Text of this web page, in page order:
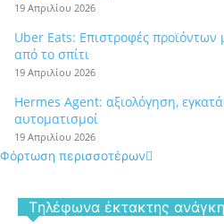
19 Απριλίου 2026
Uber Eats: Επιστροφές προϊόντων
από το σπίτι
19 Απριλίου 2026
Hermes Agent: αξιολόγηση,
αυτοματισμοί
19 Απριλίου 2026
Φόρτωση περισσοτέρων
Tηλέφωνα έκτακτης